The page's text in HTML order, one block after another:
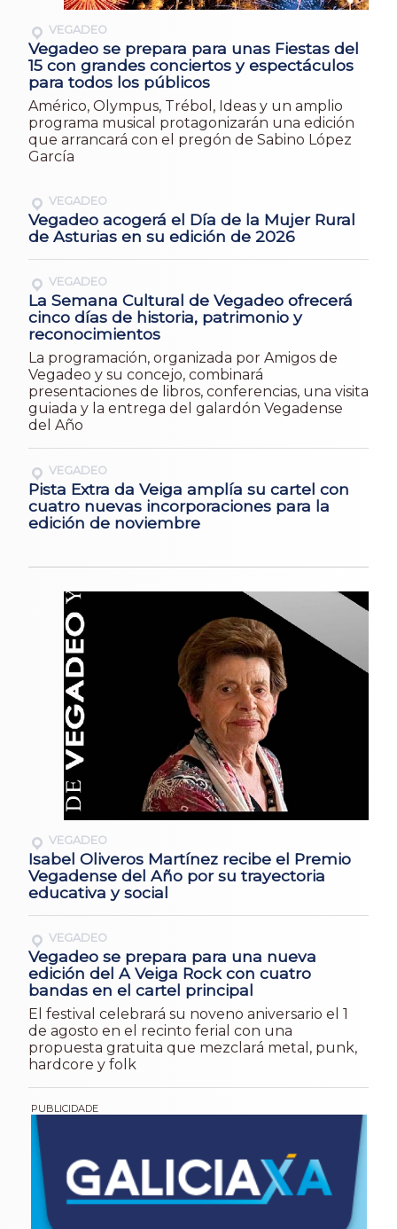
VEGADEO
Vegadeo se prepara para unas Fiestas del
15 con grandes conciertos y espectáculos
para todos los públicos
Américo, Olympus, Trébol, Ideas y un amplio
programa musical protagonizarán una edición
que arrancará con el pregón de Sabino López
García
VEGADEO
Vegadeo acogerá el Día de la Mujer Rural
de Asturias en su edición de 2026
VEGADEO
La Semana Cultural de Vegadeo ofrecerá
cinco días de historia, patrimonio y
reconocimientos
La programación, organizada por Amigos de
Vegadeo y su concejo, combinará
presentaciones de libros, conferencias, una visita
guiada y la entrega del galardón Vegadense
del Año
VEGADEO
Pista Extra da Veiga amplía su cartel con
cuatro nuevas incorporaciones para la
edición de noviembre
VEGADEO
Isabel Oliveros Martínez recibe el Premio
Vegadense del Año por su trayectoria
educativa y social
VEGADEO
Vegadeo se prepara para una nueva
edición del A Veiga Rock con cuatro
bandas en el cartel principal
El festival celebrará su noveno aniversario el 1
de agosto en el recinto ferial con una
propuesta gratuita que mezclará metal, punk,
hardcore y folk